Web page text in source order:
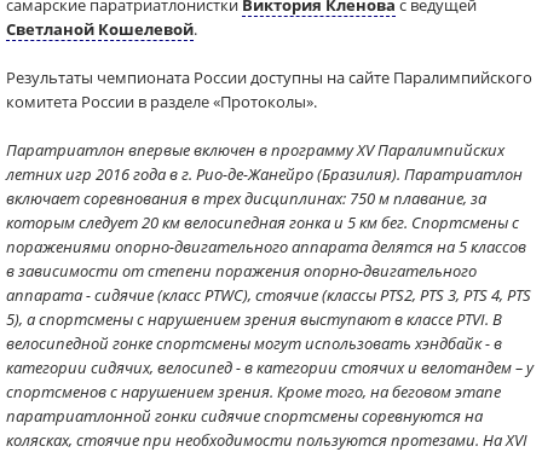
самарские паратриатлонистки Виктория Кленова с ведущей
Светланой Кошелевой.
Результаты чемпионата России доступны на сайте Паралимпийского
комитета России в разделе «Протоколы».
Паратриатлон впервые включен в программу XV Паралимпийских
летних игр 2016 года в г. Рио-де-Жанейро (Бразилия). Паратриатлон
включает соревнования в трех дисциплинах: 750 м плавание, за
которым следует 20 км велосипедная гонка и 5 км бег. Спортсмены с
поражениями опорно-двигательного аппарата делятся на 5 классов
в зависимости от степени поражения опорно-двигательного
аппарата - сидячие (класс PTWC), стоячие (классы PTS2, PTS 3, PTS 4, PTS
5), а спортсмены с нарушением зрения выступают в классе PTVI. В
велосипедной гонке спортсмены могут использовать хэндбайк - в
категории сидячих, велосипед - в категории стоячих и велотандем – у
спортсменов с нарушением зрения. Кроме того, на беговом этапе
паратриатлонной гонки сидячие спортсмены соревнуются на
колясках, стоячие при необходимости пользуются протезами. На XVI